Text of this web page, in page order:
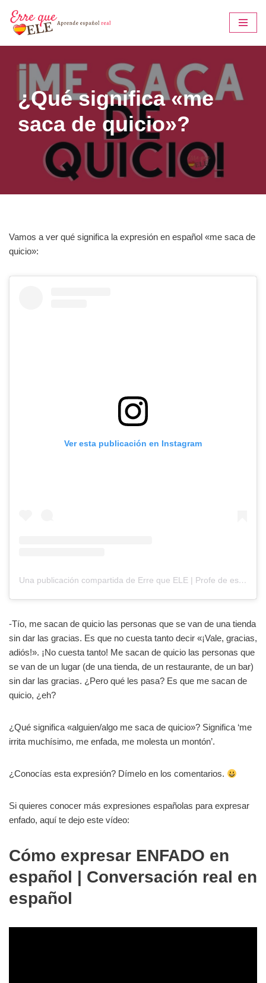
Saltar
al
¿Qué significa «me
saca de quicio»?
Vamos a ver qué significa la expresión en español «me saca de
quicio»:
Ver esta publicación en Instagram
Una publicación compartida de Erre que ELE | Profe de español ???????? (@errequeele)
-Tío, me sacan de quicio las personas que se van de una tienda
sin dar las gracias. Es que no cuesta tanto decir «¡Vale, gracias,
adiós!». ¡No cuesta tanto! Me sacan de quicio las personas que
se van de un lugar (de una tienda, de un restaurante, de un bar)
sin dar las gracias. ¿Pero qué les pasa? Es que me sacan de
quicio, ¿eh?
¿Qué significa «alguien/algo me saca de quicio»? Significa ‘me
irrita muchísimo, me enfada, me molesta un montón’.
¿Conocías esta expresión? Dímelo en los comentarios.
Si quieres conocer más expresiones españolas para expresar
enfado, aquí te dejo este vídeo:
Cómo expresar ENFADO en
español | Conversación real en
español